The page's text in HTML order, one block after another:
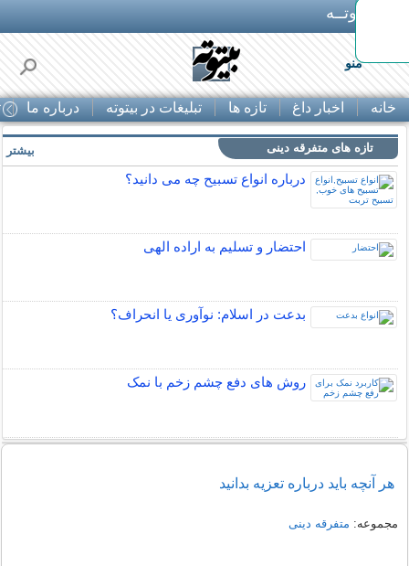
بـیتوتــه
منو
خانه اخبار داغ تازه ها تبلیغات در بیتوته درباره ما
تازه های متفرقه دینی
درباره انواع تسبیح چه می دانید؟
احتضار و تسلیم به اراده الهی
بدعت در اسلام: نوآوری یا انحراف؟
روش های دفع چشم زخم با نمک
بیشتر
هر آنچه باید درباره تعزیه بدانید
مجموعه: متفرقه دینی